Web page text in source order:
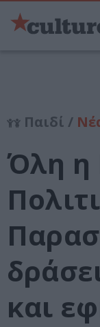
Παιδί /
Όλη η
και